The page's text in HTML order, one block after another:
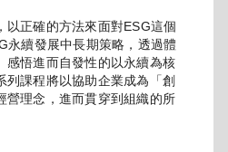
以正確的方法來面對ESG這個
永續發展中長期策略，透過體
感悟進而自發性的以永續為核
列課程將以協助企業成為「創
營理念，進而貫穿到組織的所